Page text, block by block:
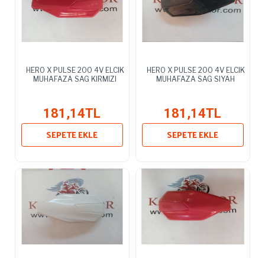
HERO X PULSE 200 4V ELCIK
MUHAFAZA SAG KIRMIZI
181,14TL
SEPETE EKLE
HERO X PULSE 200 4V ELCIK
MUHAFAZA SAG SIYAH
181,14TL
SEPETE EKLE